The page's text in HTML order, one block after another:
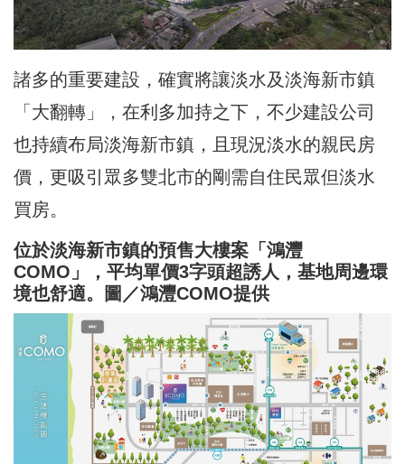
諸多的重要建設，確實將讓淡水及淡海新市鎮
「大翻轉」，在利多加持之下，不少建設公司
也持續布局淡海新市鎮，且現況淡水的親民房
價，更吸引眾多雙北市的剛需自住民眾但淡水
買房。
位於淡海新市鎮的預售大樓案「鴻灃
COMO」，平均單價3字頭超誘人，基地周邊環
境也舒適。圖／鴻灃COMO提供